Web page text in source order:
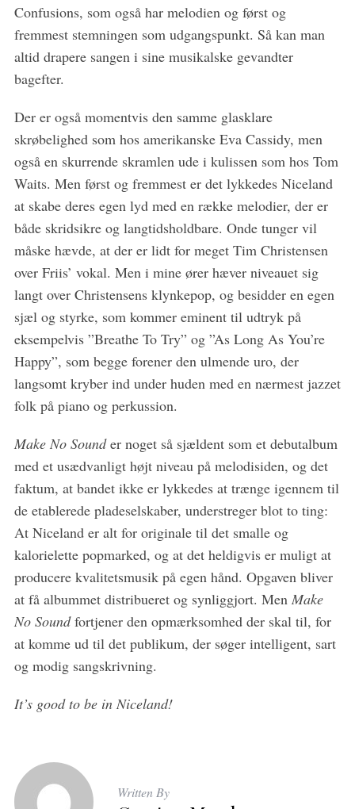
Confusions, som også har melodien og først og
fremmest stemningen som udgangspunkt. Så kan man
altid drapere sangen i sine musikalske gevandter
bagefter.
Der er også momentvis den samme glasklare
skrøbelighed som hos amerikanske Eva Cassidy, men
også en skurrende skramlen ude i kulissen som hos Tom
Waits. Men først og fremmest er det lykkedes Niceland
at skabe deres egen lyd med en række melodier, der er
både skridsikre og langtidsholdbare. Onde tunger vil
måske hævde, at der er lidt for meget Tim Christensen
over Friis’ vokal. Men i mine ører hæver niveauet sig
langt over Christensens klynkepop, og besidder en egen
sjæl og styrke, som kommer eminent til udtryk på
eksempelvis ”Breathe To Try” og ”As Long As You’re
Happy”, som begge forener den ulmende uro, der
langsomt kryber ind under huden med en nærmest jazzet
folk på piano og perkussion.
Make No Sounder noget så sjældent som et debutalbum
med et usædvanligt højt niveau på melodisiden, og det
faktum, at bandet ikke er lykkedes at trænge igennem til
de etablerede pladeselskaber, understreger blot to ting:
At Niceland er alt for originale til det smalle og
kalorielette popmarked, og at det heldigvis er muligt at
producere kvalitetsmusik på egen hånd. Opgaven bliver
at få albummet distribueret og synliggjort. Men Make
No Soundfortjener den opmærksomhed der skal til, for
at komme ud til det publikum, der søger intelligent, sart
og modig sangskrivning.
It’s good to be in Niceland!
Written By